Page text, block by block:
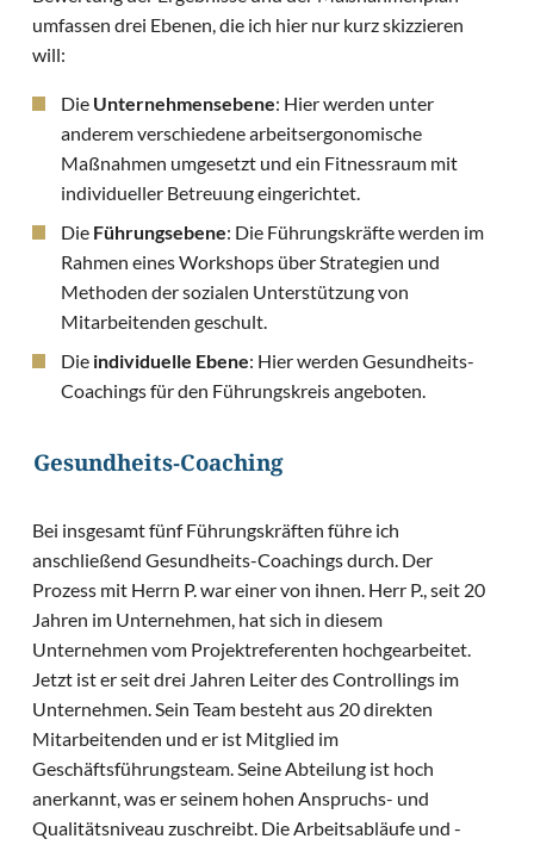
umfassen drei Ebenen, die ich hier nur kurz skizzieren
will:
Die Unternehmensebene: Hier werden unter
anderem verschiedene arbeitsergonomische
Maßnahmen umgesetzt und ein Fitnessraum mit
individueller Betreuung eingerichtet.
Die Führungsebene: Die Führungskräfte werden im
Rahmen eines Workshops über Strategien und
Methoden der sozialen Unterstützung von
Mitarbeitenden geschult.
Die individuelle Ebene: Hier werden Gesundheits-
Coachings für den Führungskreis angeboten.
Gesundheits-Coaching
Bei insgesamt fünf Führungskräften führe ich
anschließend Gesundheits-Coachings durch. Der
Prozess mit Herrn P. war einer von ihnen. Herr P., seit 20
Jahren im Unternehmen, hat sich in diesem
Unternehmen vom Projektreferenten hochgearbeitet.
Jetzt ist er seit drei Jahren Leiter des Controllings im
Unternehmen. Sein Team besteht aus 20 direkten
Mitarbeitenden und er ist Mitglied im
Geschäftsführungsteam. Seine Abteilung ist hoch
anerkannt, was er seinem hohen Anspruchs- und
Qualitätsniveau zuschreibt. Die Arbeitsabläufe und -